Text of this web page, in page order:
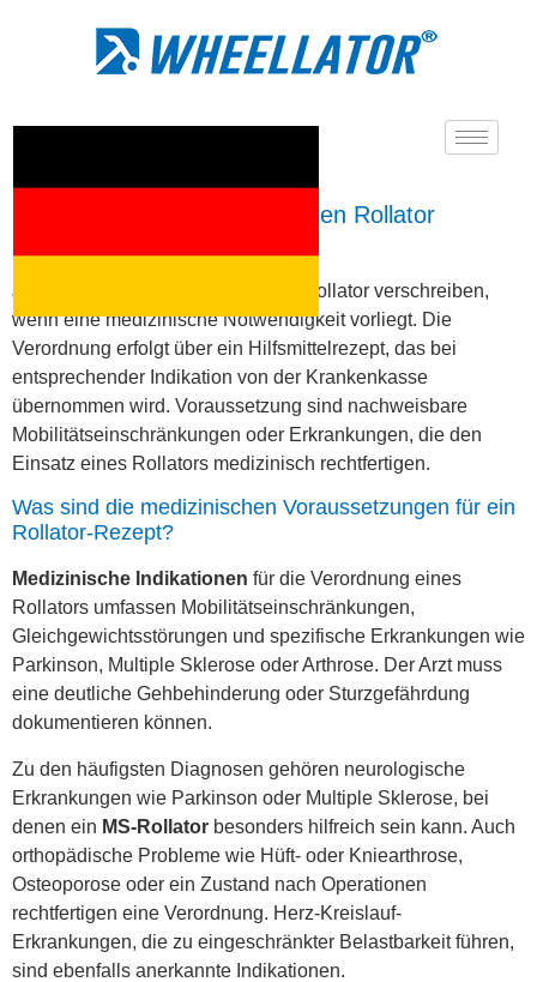
Kann mir mein Hausarzt einen Rollator
Ja, Ihr Hausarzt kann Ihnen einen Rollator verschreiben,
wenn eine medizinische Notwendigkeit vorliegt. Die
Verordnung erfolgt über ein Hilfsmittelrezept, das bei
entsprechender Indikation von der Krankenkasse
übernommen wird. Voraussetzung sind nachweisbare
Mobilitätseinschränkungen oder Erkrankungen, die den
Einsatz eines Rollators medizinisch rechtfertigen.
Was sind die medizinischen Voraussetzungen für ein
Rollator-Rezept?
Medizinische Indikationen für die Verordnung eines
Rollators umfassen Mobilitätseinschränkungen,
Gleichgewichtsstörungen und spezifische Erkrankungen wie
Parkinson, Multiple Sklerose oder Arthrose. Der Arzt muss
eine deutliche Gehbehinderung oder Sturzgefährdung
dokumentieren können.
Zu den häufigsten Diagnosen gehören neurologische
Erkrankungen wie Parkinson oder Multiple Sklerose, bei
denen ein MS-Rollator besonders hilfreich sein kann. Auch
orthopädische Probleme wie Hüft- oder Kniearthrose,
Osteoporose oder ein Zustand nach Operationen
rechtfertigen eine Verordnung. Herz-Kreislauf-
Erkrankungen, die zu eingeschränkter Belastbarkeit führen,
sind ebenfalls anerkannte Indikationen.